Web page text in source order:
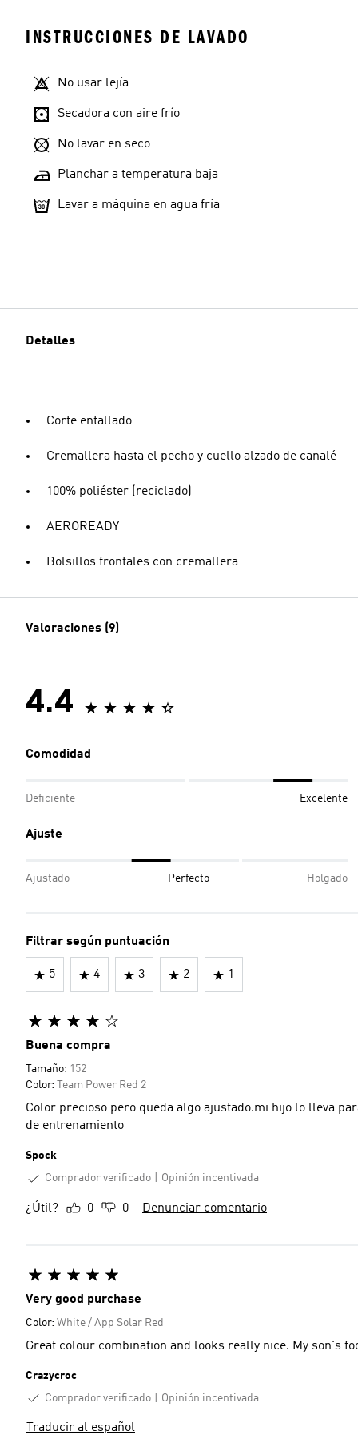
INSTRUCCIONES DE LAVADO
No usar lejía
Secadora con aire frío
No lavar en seco
Planchar a temperatura baja
Lavar a máquina en agua fría
Detalles
Corte entallado
Cremallera hasta el pecho y cuello alzado de canalé
100% poliéster (reciclado)
AEROREADY
Bolsillos frontales con cremallera
Valoraciones (9)
4.4
Comodidad
Deficiente Excelente
Ajuste
Ajustado Perfecto Holgado
Filtrar según puntuación
5 4 3 2 1
Buena compra
Tamaño: 152
Color:
Team Power Red 2
Color precioso pero queda algo ajustado.mi hijo lo lleva
de entrenamiento
Spock
Comprador verificado
Opinión incentivada
¿Útil? 0 0 Denunciar comentario
Very good purchase
Color: White / App Solar Red
Great colour combination and looks really nice. My son's
Crazycroc
Comprador verificado
Opinión incentivada
Traducir al español